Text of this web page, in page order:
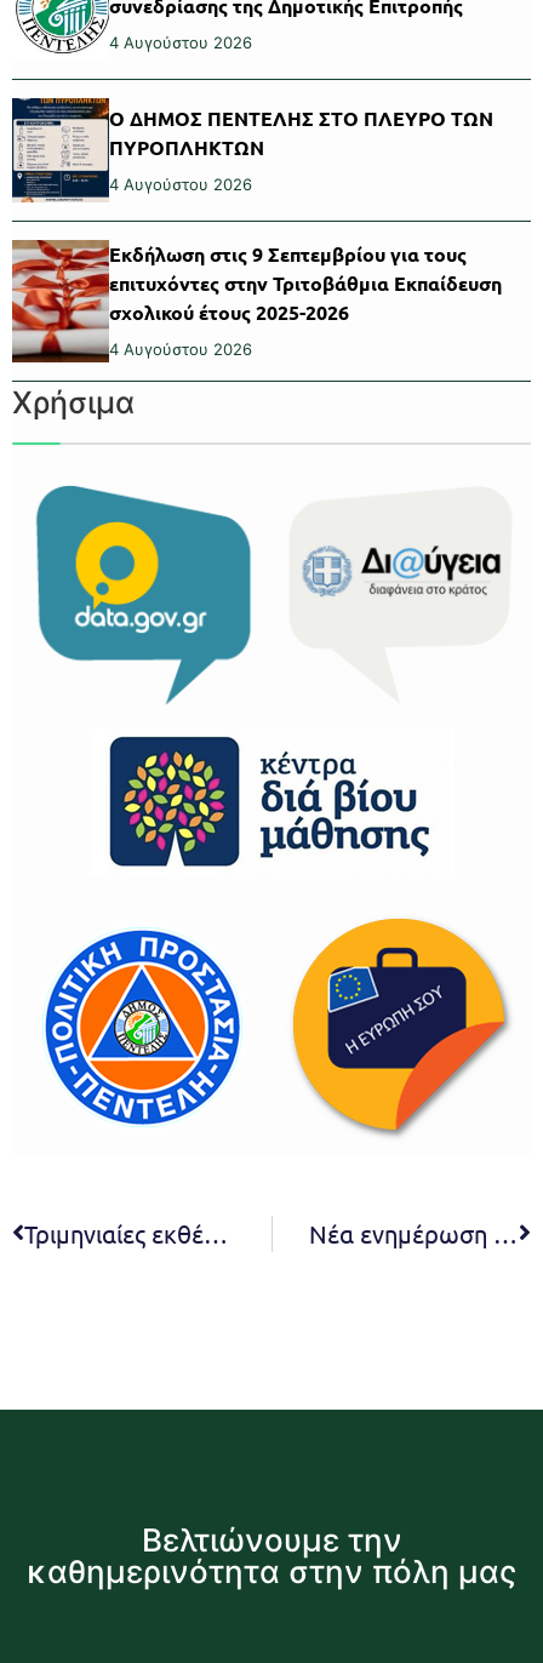
συνεδρίασης της Δημοτικής Επιτροπής
4 Αυγούστου 2026
Ο ΔΗΜΟΣ ΠΕΝΤΕΛΗΣ ΣΤΟ ΠΛΕΥΡΟ ΤΩΝ
ΠΥΡΟΠΛΗΚΤΩΝ
4 Αυγούστου 2026
Εκδήλωση στις 9 Σεπτεμβρίου για τους
επιτυχόντες στην Τριτοβάθμια Εκπαίδευση
σχολικού έτους 2025-2026
4 Αυγούστου 2026
Χρήσιμα
Τριμηνιαίες εκθέσεις προϋπολογισμού 2024 Νέα ενημέρωση – Εγγραφές στις παιδαγωγικές δομές του Δήμου Πεντέλης (Παιδικοί και Βρεφονηπιακοί Σταθμοί) για το σχολικό έτος 2024-2025
Βελτιώνουμε την
καθημερινότητα στην πόλη μας